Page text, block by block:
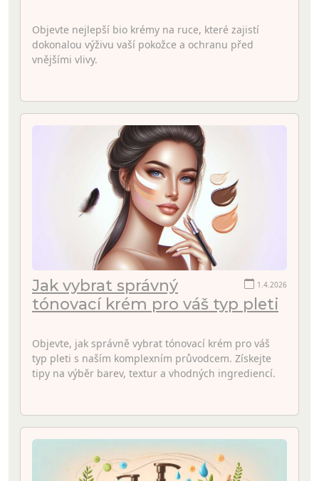
Objevte nejlepší bio krémy na ruce, které zajistí
dokonalou výživu vaší pokožce a ochranu před
vnějšími vlivy.
1.4.2026
Jak vybrat správný
tónovací krém pro váš typ pleti
Objevte, jak správně vybrat tónovací krém pro váš
typ pleti s naším komplexním průvodcem. Získejte
tipy na výběr barev, textur a vhodných ingrediencí.